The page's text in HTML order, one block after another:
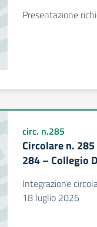
Presentazione
circ. n.285
Circolare n.
284 – Collegio
Integrazione
18 luglio 2026